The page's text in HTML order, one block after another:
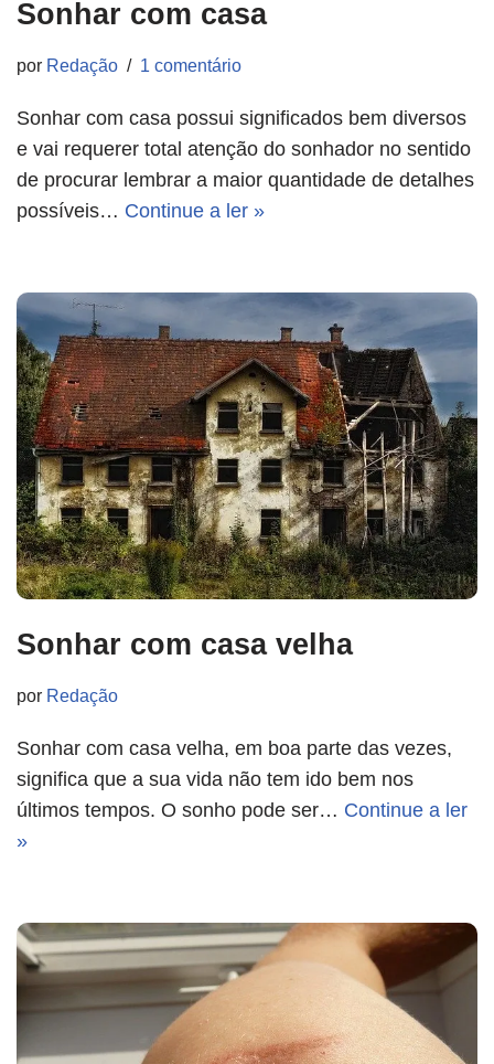
Sonhar com casa
por Redação 1 comentário
Sonhar com casa possui significados bem diversos
e vai requerer total atenção do sonhador no sentido
de procurar lembrar a maior quantidade de detalhes
possíveis… Continue a ler »
Sonhar com casa velha
por Redação
Sonhar com casa velha, em boa parte das vezes,
significa que a sua vida não tem ido bem nos
últimos tempos. O sonho pode ser… Continue a ler
»